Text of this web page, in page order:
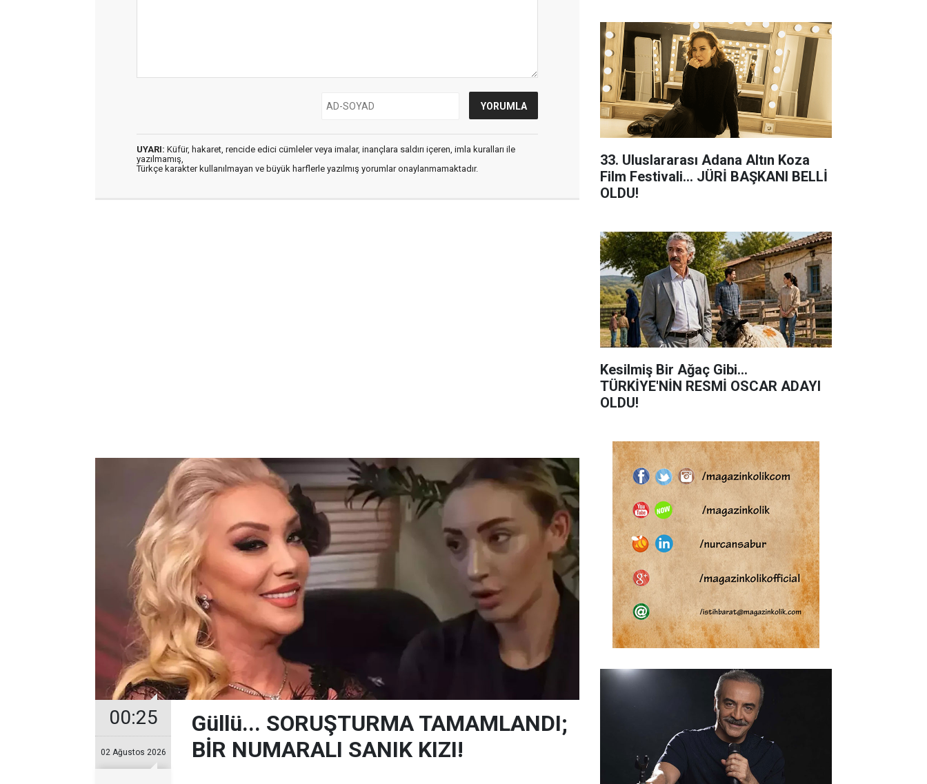
UYARI: Küfür, hakaret, rencide edici cümleler veya imalar, inançlara saldırı içeren, imla kuralları ile
yazılmamış,
Türkçe karakter kullanılmayan ve büyük harflerle yazılmış yorumlar onaylanmamaktadır.
00:25
02 Ağustos 2026
Güllü... SORUŞTURMA TAMAMLANDI;
BİR NUMARALI SANIK KIZI!
33. Uluslararası Adana Altın Koza
Film Festivali... JÜRİ BAŞKANI BELLİ
OLDU!
Kesilmiş Bir Ağaç Gibi...
TÜRKİYE'NİN RESMİ OSCAR ADAYI
OLDU!